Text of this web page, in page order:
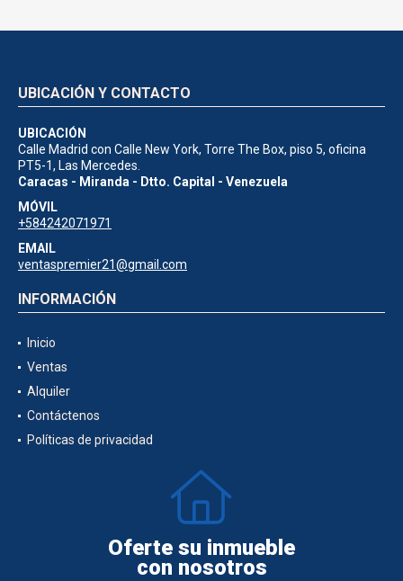
UBICACIÓN Y CONTACTO
UBICACIÓN
Calle Madrid con Calle New York, Torre The Box, piso 5, oficina
PT5-1, Las Mercedes.
Caracas - Miranda - Dtto. Capital - Venezuela
MÓVIL
+584242071971
EMAIL
ventaspremier21@gmail.com
INFORMACIÓN
Inicio
Ventas
Alquiler
Contáctenos
Políticas de privacidad
Oferte su inmueble
con nosotros